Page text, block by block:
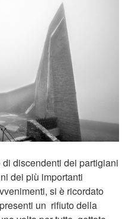
discendenti dei partigiani
dei più importanti
si è ricordato
un rifiuto della